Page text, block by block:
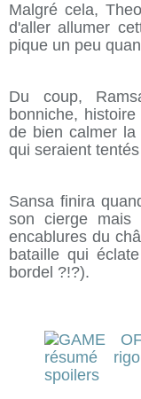
Malgré cela,
d'aller allumer
pique un peu
Du coup,
bonniche,
de bien calmer
qui seraient
Sansa finira
son cierge mais
encablures du
bataille qui
bordel ?!?).